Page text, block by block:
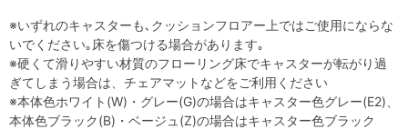
※いずれのキャスターも､クッションフロアー上ではご使用にならな
いでください｡床を傷つける場合があります｡
※硬くて滑りやすい材質のフローリング床でキャスターが転がり過
ぎてしまう場合は、チェアマットなどをご利用ください
※本体色ホワイト(W)・グレー(G)の場合はキャスター色グレー(E2)、
本体色ブラック(B)・ベージュ(Z)の場合はキャスター色ブラック